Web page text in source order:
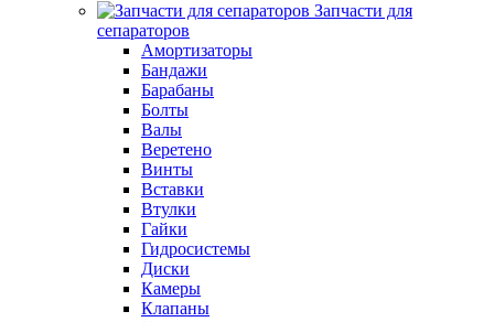
Запчасти для
сепараторов
Амортизаторы
Бандажи
Барабаны
Болты
Валы
Веретено
Винты
Вставки
Втулки
Гайки
Гидросистемы
Диски
Камеры
Клапаны